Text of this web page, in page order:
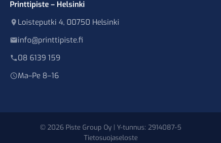
Printtipiste – Helsinki
Loisteputki 4, 00750 Helsinki
info@printtipiste.fi
08 6139 159
Ma–Pe 8–16
© 2026 Piste Group Oy | Y-tunnus: 2914087-5
Tietosuojaseloste